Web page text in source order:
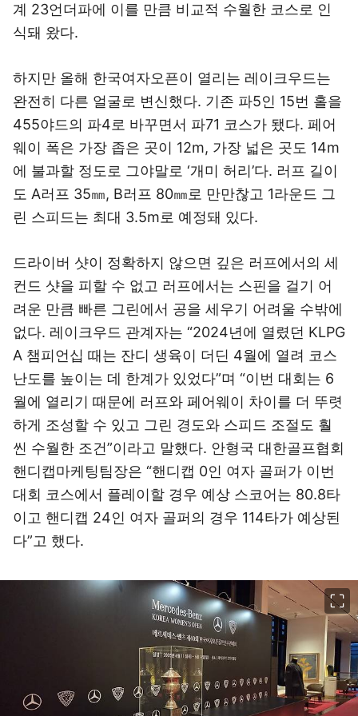
계 23언더파에 이를 만큼 비교적 수월한 코스로 인
식돼 왔다.
하지만 올해 한국여자오픈이 열리는 레이크우드는
완전히 다른 얼굴로 변신했다. 기존 파5인 15번 홀을
455야드의 파4로 바꾸면서 파71 코스가 됐다. 페어
웨이 폭은 가장 좁은 곳이 12m, 가장 넓은 곳도 14m
에 불과할 정도로 그야말로 ‘개미 허리’다. 러프 길이
도 A러프 35㎜, B러프 80㎜로 만만찮고 1라운드 그
린 스피드는 최대 3.5m로 예정돼 있다.
드라이버 샷이 정확하지 않으면 깊은 러프에서의 세
컨드 샷을 피할 수 없고 러프에서는 스핀을 걸기 어
려운 만큼 빠른 그린에서 공을 세우기 어려울 수밖에
없다. 레이크우드 관계자는 “2024년에 열렸던 KLPG
A 챔피언십 때는 잔디 생육이 더딘 4월에 열려 코스
난도를 높이는 데 한계가 있었다”며 “이번 대회는 6
월에 열리기 때문에 러프와 페어웨이 차이를 더 뚜렷
하게 조성할 수 있고 그린 경도와 스피드 조절도 훨
씬 수월한 조건”이라고 말했다. 안형국 대한골프협회
핸디캡마케팅팀장은 “핸디캡 0인 여자 골퍼가 이번
대회 코스에서 플레이할 경우 예상 스코어는 80.8타
이고 핸디캡 24인 여자 골퍼의 경우 114타가 예상된
다”고 했다.